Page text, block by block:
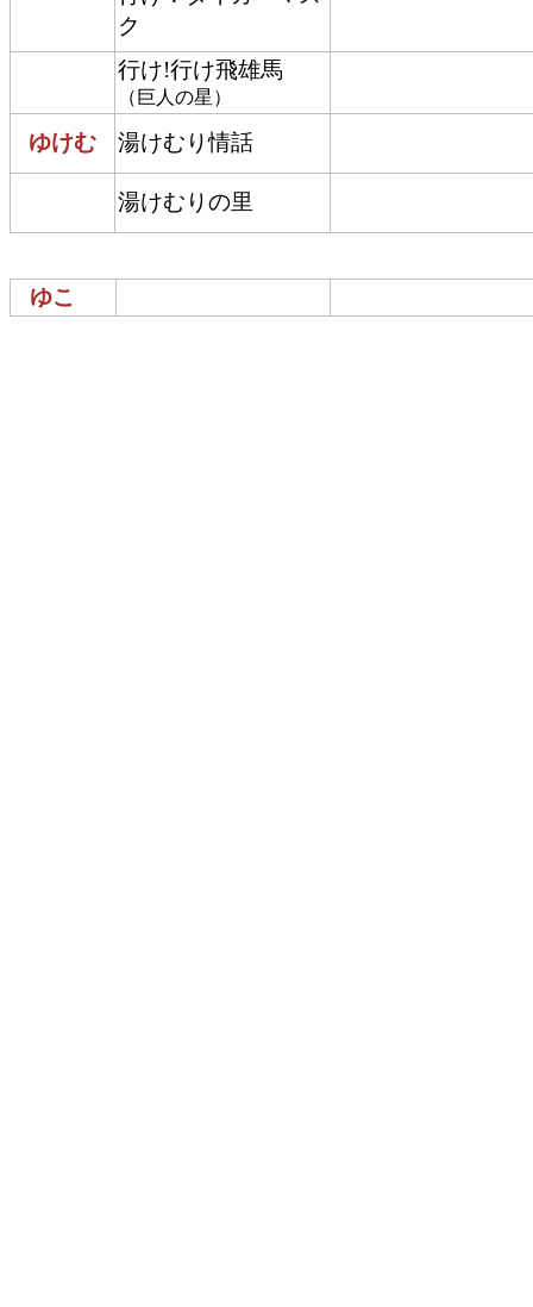
ク
行け!行け飛雄馬
（巨人の星）
ゆけむ 湯けむり情話
湯けむりの里
ゆこ